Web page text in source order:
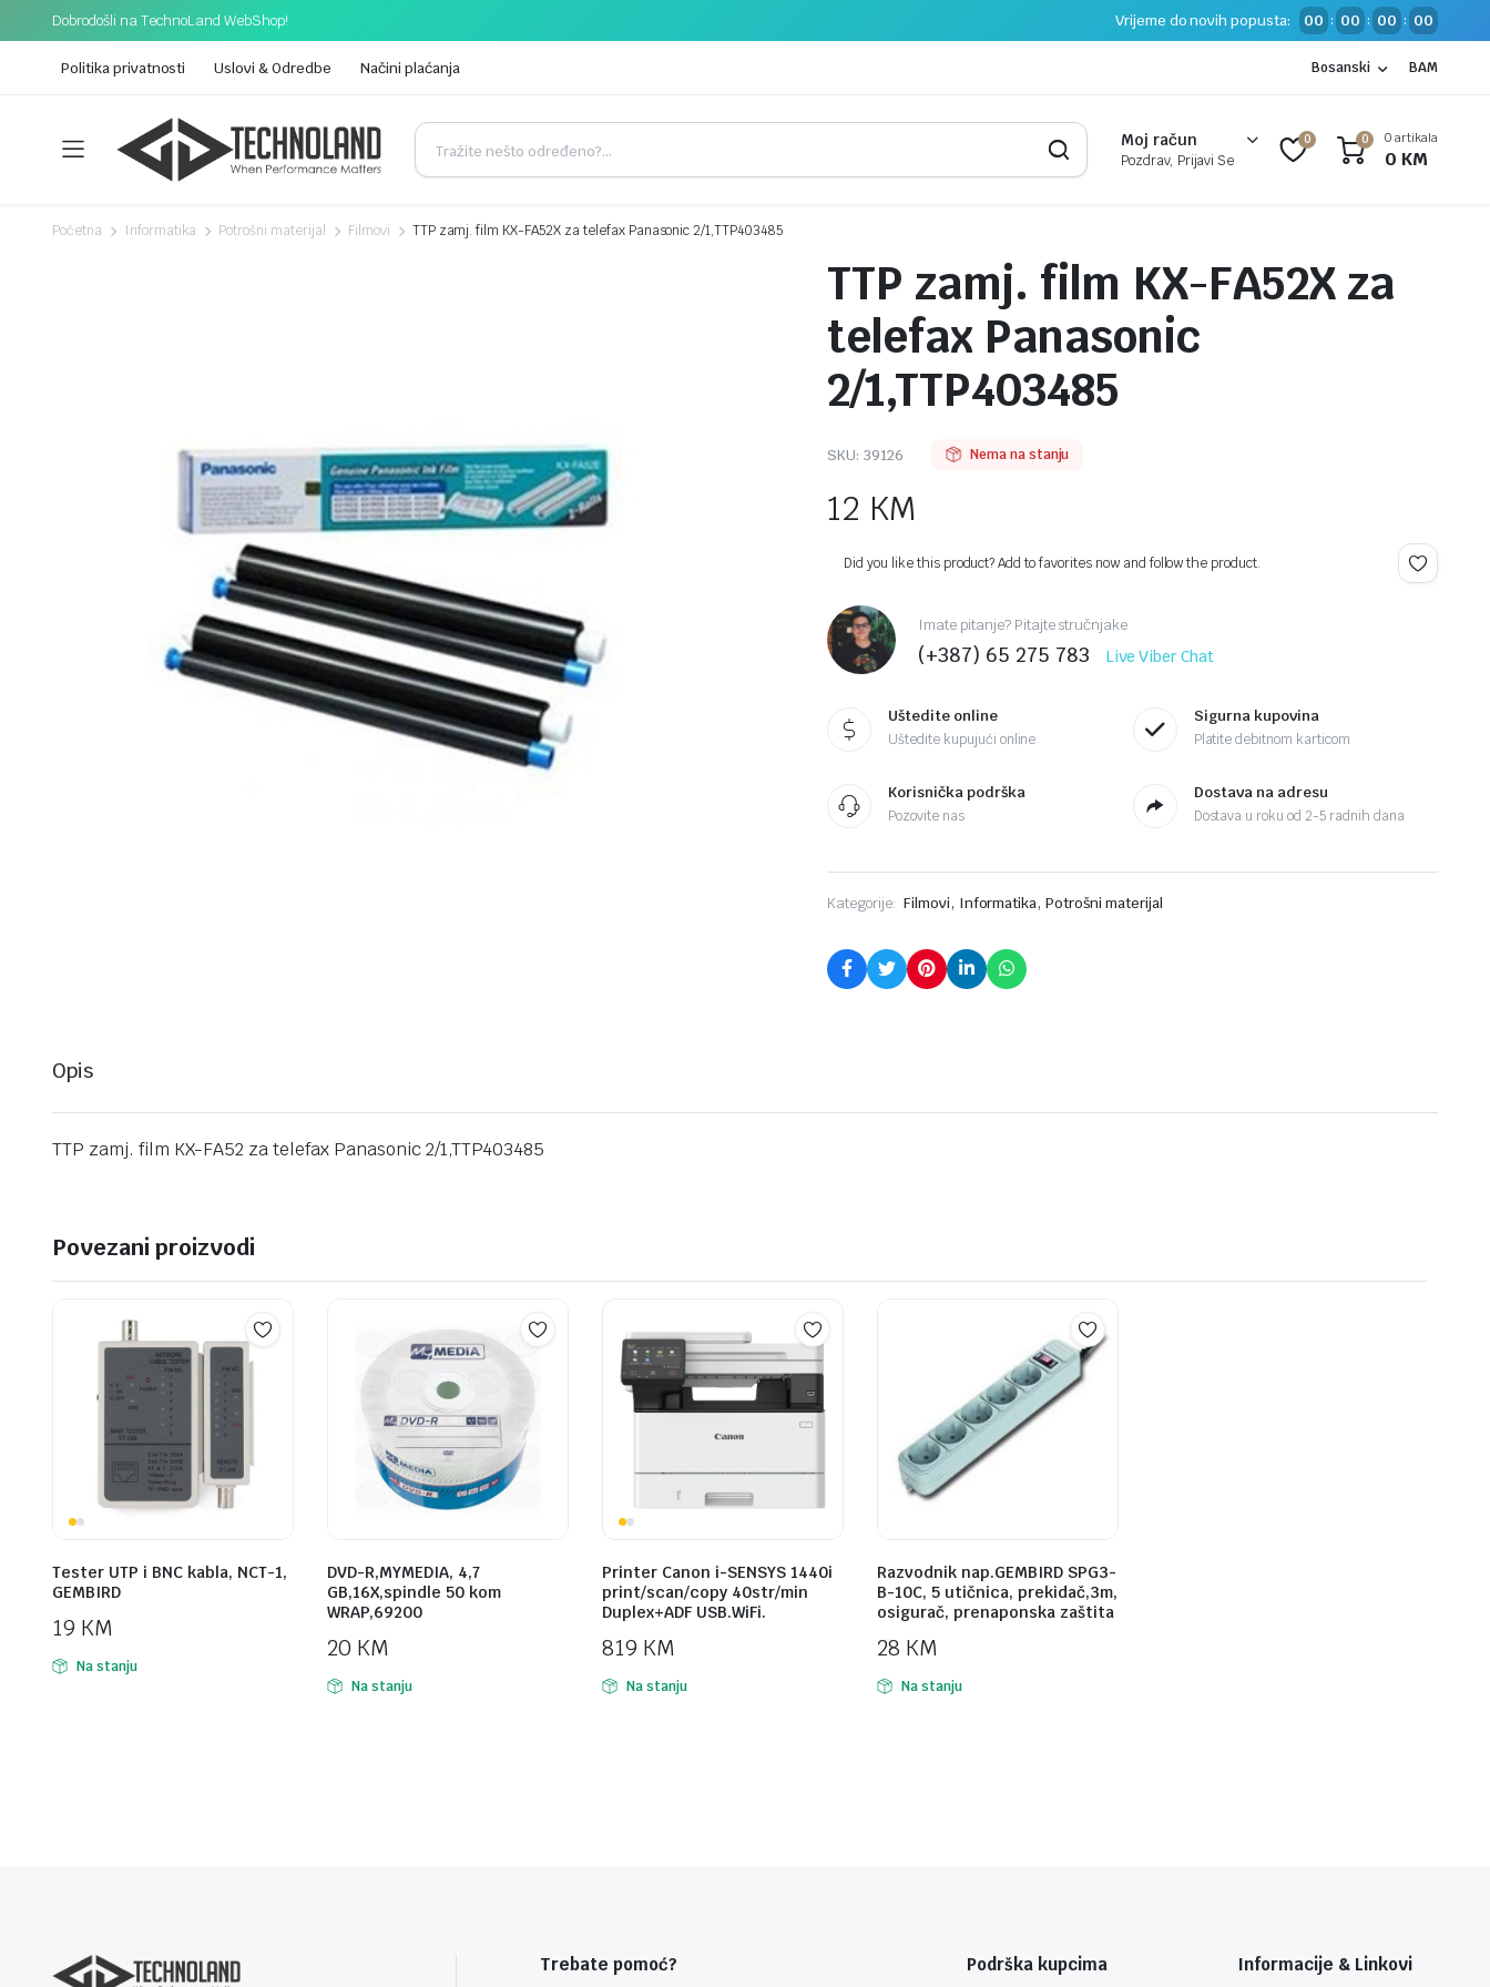
Dobrodošli na TechnoLand WebShop! Vrijeme do novih popusta: 00 : 00 : 00 : 00
Politika privatnosti Uslovi & Odredbe Načini plaćanja Bosanski BAM
Moj račun
Pozdrav, Prijavi Se
0 0 0 artikala
0 KM
Početna Informatika Potrošni materijal Filmovi TTP zamj. film KX-FA52X za telefax Panasonic 2/1,TTP403485
TTP zamj. film KX-FA52X za
telefax Panasonic
2/1,TTP403485
SKU: 39126 Nema na stanju
12 KM
Did you like this product? Add to favorites now and follow the product.
Imate pitanje? Pitajte stručnjake
(+387) 65 275 783 Live Viber Chat
Uštedite online
Uštedite kupujući online
Sigurna kupovina
Platite debitnom karticom
Korisnička podrška
Pozovite nas
Dostava na adresu
Dostava u roku od 2-5 radnih dana
Kategorije: Filmovi, Informatika, Potrošni materijal
Opis
TTP zamj. film KX-FA52 za telefax Panasonic 2/1,TTP403485
Povezani proizvodi
Tester UTP i BNC kabla, NCT-1,
GEMBIRD
19 KM
Na stanju
DVD-R,MYMEDIA, 4,7
GB,16X,spindle 50 kom
WRAP,69200
20 KM
Na stanju
Printer Canon i-SENSYS 1440i
print/scan/copy 40str/min
Duplex+ADF USB.WiFi.
819 KM
Na stanju
Razvodnik nap.GEMBIRD SPG3-
B-10C, 5 utičnica, prekidač,3m,
osigurač, prenaponska zaštita
28 KM
Na stanju
Trebate pomoć? Podrška kupcima Informacije & Linkovi